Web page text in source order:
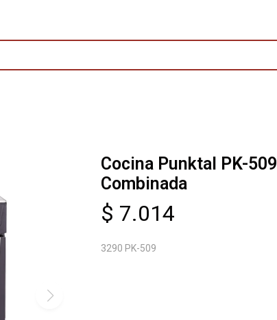
Cocina Punktal PK-509
Combinada
$ 7.014
3290 PK-509